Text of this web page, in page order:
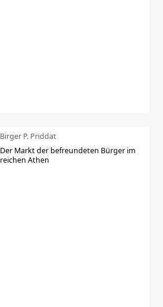
Birger P. Priddat
Der Markt der befreundeten Bürger im
reichen Athen